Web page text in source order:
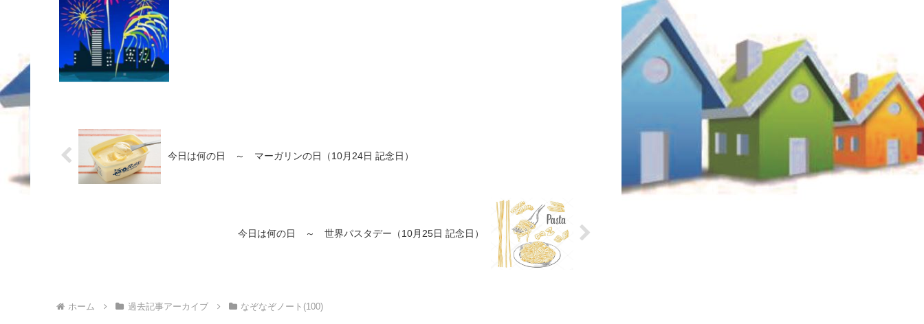
今日は何の日 ～ マーガリンの日（10月24日 記念日）
今日は何の日 ～ 世界パスタデー（10月25日 記念日）
ホーム 過去記事アーカイブ なぞなぞノート(100)